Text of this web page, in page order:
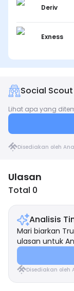
Deriv
Exness
Social Scout
Lihat apa yang
Disediakan oleh
Ulasan
Total 0
Analisis
Mari biarkan
ulasan untuk
Disediakan oleh